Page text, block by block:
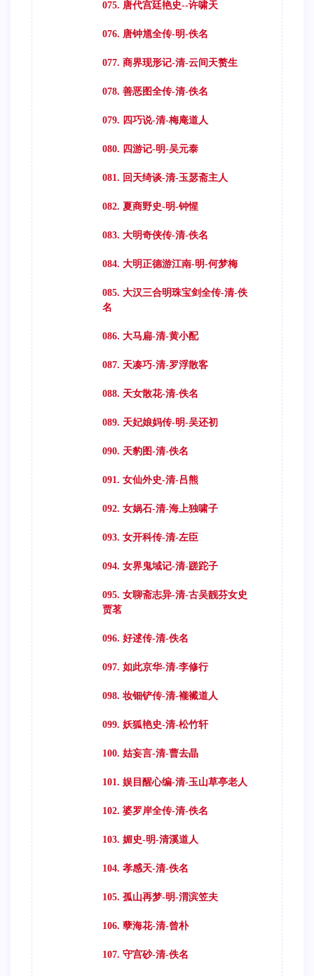
075. 唐代宫廷艳史--许啸天
076. 唐钟馗全传-明-佚名
077. 商界现形记-清-云间天赘生
078. 善恶图全传-清-佚名
079. 四巧说-清-梅庵道人
080. 四游记-明-吴元泰
081. 回天绮谈-清-玉瑟斋主人
082. 夏商野史-明-钟惺
083. 大明奇侠传-清-佚名
084. 大明正德游江南-明-何梦梅
085. 大汉三合明珠宝剑全传-清-佚
名
086. 大马扁-清-黄小配
087. 天凑巧-清-罗浮散客
088. 天女散花-清-佚名
089. 天妃娘妈传-明-吴还初
090. 天豹图-清-佚名
091. 女仙外史-清-吕熊
092. 女娲石-清-海上独啸子
093. 女开科传-清-左臣
094. 女界鬼域记-清-蹉跎子
095. 女聊斋志异-清-古吴靓芬女史
贾茗
096. 好逑传-清-佚名
097. 如此京华-清-李修行
098. 妆钿铲传-清-褦襶道人
099. 妖狐艳史-清-松竹轩
100. 姑妄言-清-曹去晶
101. 娱目醒心编-清-玉山草亭老人
102. 婆罗岸全传-清-佚名
103. 媚史-明-清溪道人
104. 孝感天-清-佚名
105. 孤山再梦-明-渭滨笠夫
106. 孽海花-清-曾朴
107. 守宫砂-清-佚名